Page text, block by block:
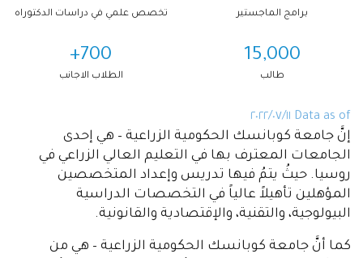
برامج الماجستير تخصص علمي في دراسات الدكتوراه
15,000
طالب
700+
الطلاب الاجانب
Data as of ١١‏/٠٧‏/٢٠٢٢
إنَّ جامعة كوبانسك الحكومية الزراعية – هي إحدى
الجامعات المعترف بها في التعليم العالي الزراعي في
روسيا. حيثُ يتمُ فيها تدريس وإعداد المتخصصين
المؤهلين تأهيلاً عالياً في التخصصات الدراسية
البيولوجية، والتقنية، والإقتصادية والقانونية.
كما أنَّ جامعة كوبانسك الحكومية الزراعية – هي من